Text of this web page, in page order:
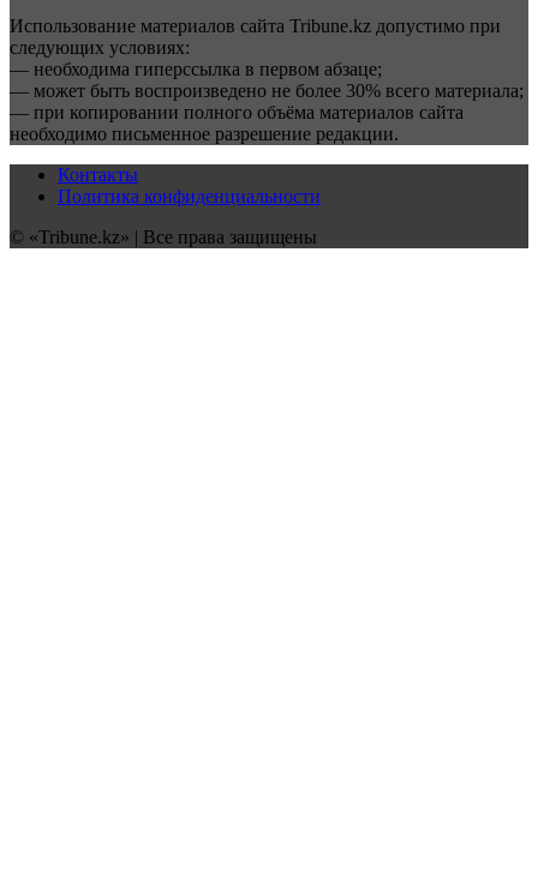
Использование материалов сайта Tribune.kz допустимо при
следующих условиях:
— необходима гиперссылка в первом абзаце;
— может быть воспроизведено не более 30% всего материала;
— при копировании полного объёма материалов сайта
необходимо письменное разрешение редакции.
Контакты
Политика конфиденциальности
© «Tribune.kz» | Все права защищены